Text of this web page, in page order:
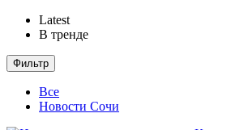
Latest
В тренде
Фильтр
Все
Новости Сочи